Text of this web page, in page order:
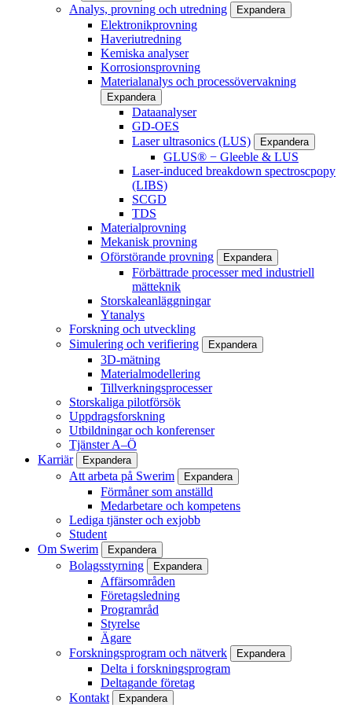
Analys, provning och utredning Expandera
Elektronikprovning
Haveriutredning
Kemiska analyser
Korrosionsprovning
Materialanalys och processövervakning
Expandera
Dataanalyser
GD-OES
Laser ultrasonics (LUS)
Expandera
GLUS® − Gleeble & LUS
Laser-induced breakdown spectroscpopy
(LIBS)
SCGD
TDS
Materialprovning
Mekanisk provning
Oförstörande provning
Expandera
Förbättrade processer med industriell
mätteknik
Storskaleanläggningar
Ytanalys
Forskning och utveckling
Simulering och verifiering
Expandera
3D-mätning
Materialmodellering
Tillverkningsprocesser
Storskaliga pilotförsök
Uppdragsforskning
Utbildningar och konferenser
Tjänster A–Ö
Karriär
Expandera
Att arbeta på Swerim Expandera
Förmåner som anställd
Medarbetare och kompetens
Lediga tjänster och exjobb
Student
Om Swerim
Expandera
Bolagsstyrning Expandera
Affärsområden
Företagsledning
Programråd
Styrelse
Ägare
Forskningsprogram och nätverk
Expandera
Delta i forskningsprogram
Deltagande företag
Kontakt
Expandera